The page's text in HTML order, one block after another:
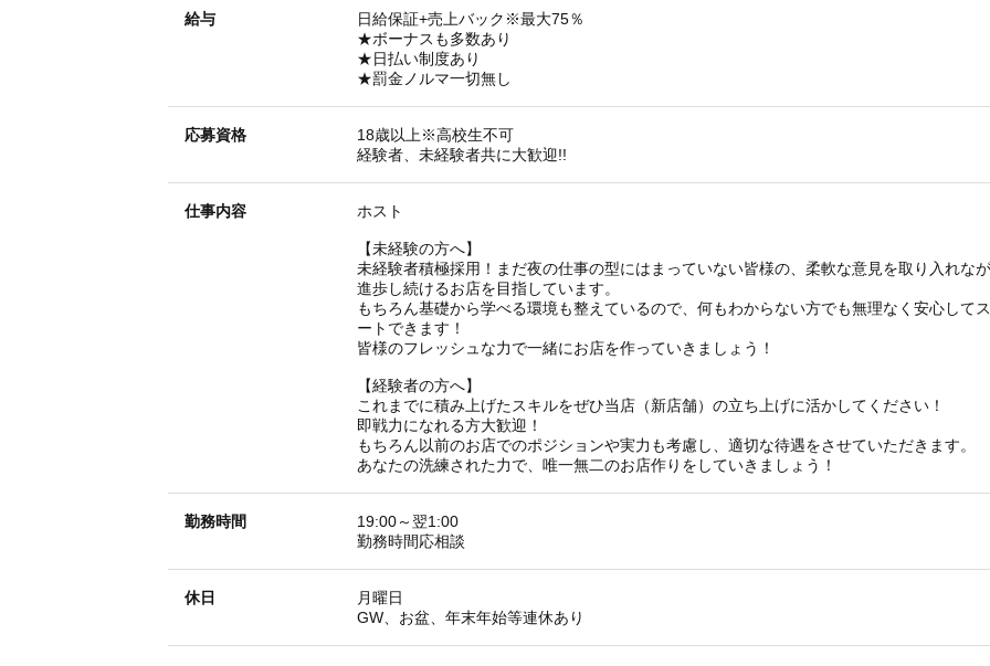
給与
日給保証+売上バック※最大75％
★ボーナスも多数あり
★日払い制度あり
★罰金ノルマ一切無し
応募資格
18歳以上※高校生不可
経験者、未経験者共に大歓迎!!
仕事内容 ホスト
【未経験の方へ】
未経験者積極採用！まだ夜の仕事の型にはまっていない皆様の、柔軟な意見を取り入れな
進歩し続けるお店を目指しています。
もちろん基礎から学べる環境も整えているので、何もわからない方でも無理なく安心して
ートできます！
皆様のフレッシュな力で一緒にお店を作っていきましょう！
【経験者の方へ】
これまでに積み上げたスキルをぜひ当店（新店舗）の立ち上げに活かしてください！
即戦力になれる方大歓迎！
もちろん以前のお店でのポジションや実力も考慮し、適切な待遇をさせていただきます。
あなたの洗練された力で、唯一無二のお店作りをしていきましょう！
勤務時間
19:00～翌1:00
勤務時間応相談
休日
月曜日
GW、お盆、年末年始等連休あり